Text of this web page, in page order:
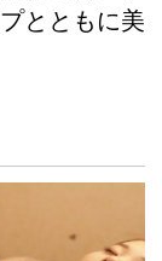
とともに美